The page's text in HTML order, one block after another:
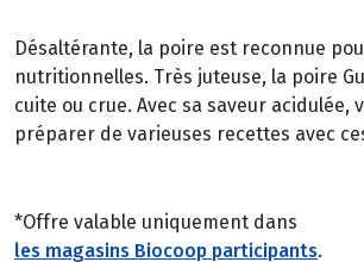
Désaltérante, la poire est reconnue
nutritionnelles. Très juteuse, la poire
cuite ou crue. Avec sa saveur acidulée,
préparer de varieuses recettes avec
*Offre valable uniquement dans
les magasins Biocoop participants.